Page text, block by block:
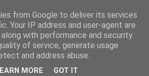
from Google to deliver its services
Your IP address and user-agent are
with performance and security
of service, generate usage
and address abuse.
MORE GOT IT